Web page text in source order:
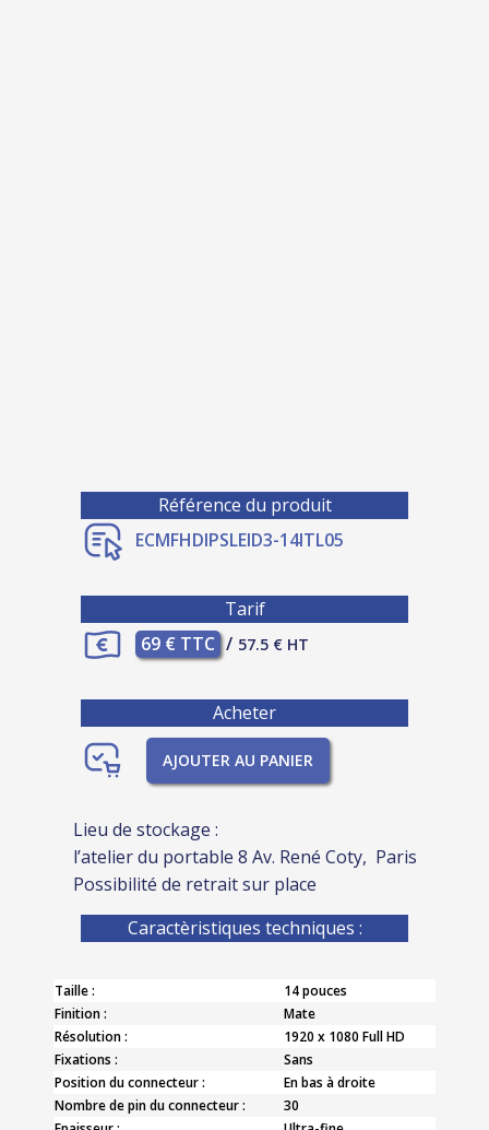
Référence du produit
ECMFHDIPSLEID3-14ITL05
Tarif
69 € TTC / 57.5 € HT
Acheter
AJOUTER AU PANIER
Lieu de stockage :
l’atelier du portable 8 Av. René Coty, Paris
Possibilité de retrait sur place
Caractèristiques techniques :
Taille :
14 pouces
Finition :
Mate
Résolution :
1920 x 1080 Full HD
Fixations :
Sans
Position du connecteur :
En bas à droite
Nombre de pin du connecteur :
30